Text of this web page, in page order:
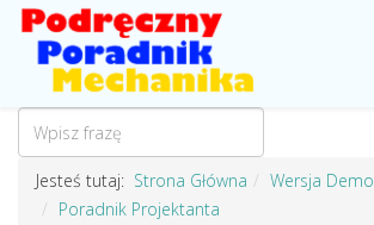
Jesteś tutaj: Strona Główna
Wersja Demo
Poradnik Projektanta